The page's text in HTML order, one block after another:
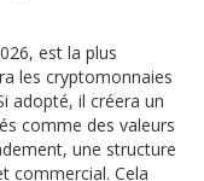
est la plus
les cryptomonnaies
adopté, il créera un
comme des valeurs
une structure
commercial. Cela